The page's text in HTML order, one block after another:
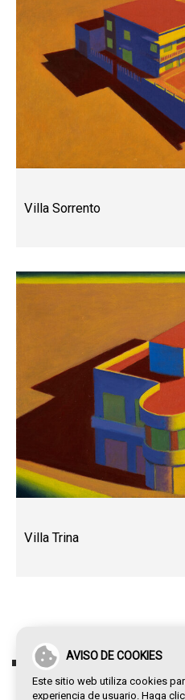
AVISO DE COOKIES
Este sitio web utiliza cookies
experiencia de usuario. Haga
Villa Sorrento
Villa Trina